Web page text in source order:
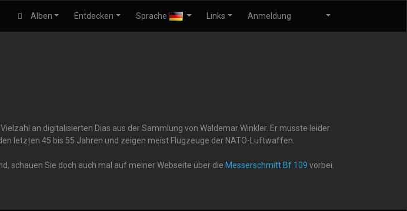
Alben Entdecken Sprache Links Anmeldung
an digitalisierten Dias aus der Sammlung von Waldemar Winkler. Er musste leider
letzten 45 bis 55 Jahren und zeigen meist Flugzeuge der NATO-Luftwaffen.
schauen Sie doch auch mal auf meiner Webseite über die Messerschmitt Bf 109 vorbei.